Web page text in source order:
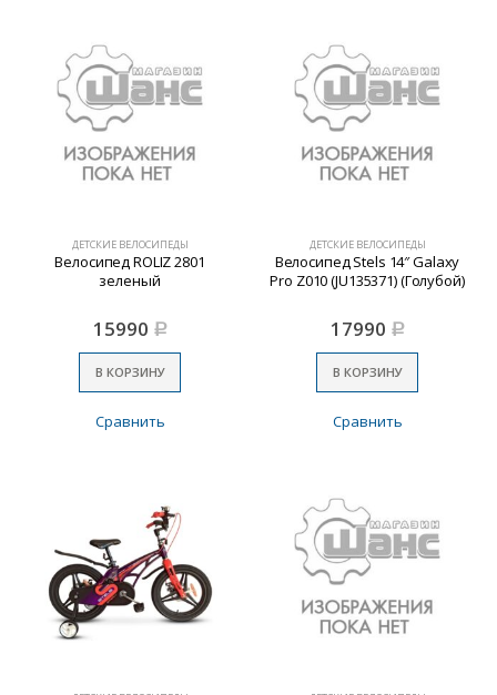
ДЕТСКИЕ ВЕЛОСИПЕДЫ
Велосипед ROLIZ 2801
зеленый
15990 Р
В КОРЗИНУ
Сравнить
ДЕТСКИЕ ВЕЛОСИПЕДЫ
Велосипед Stels 14″ Galaxy
Pro Z010 (JU135371) (Голубой)
17990 Р
В КОРЗИНУ
Сравнить